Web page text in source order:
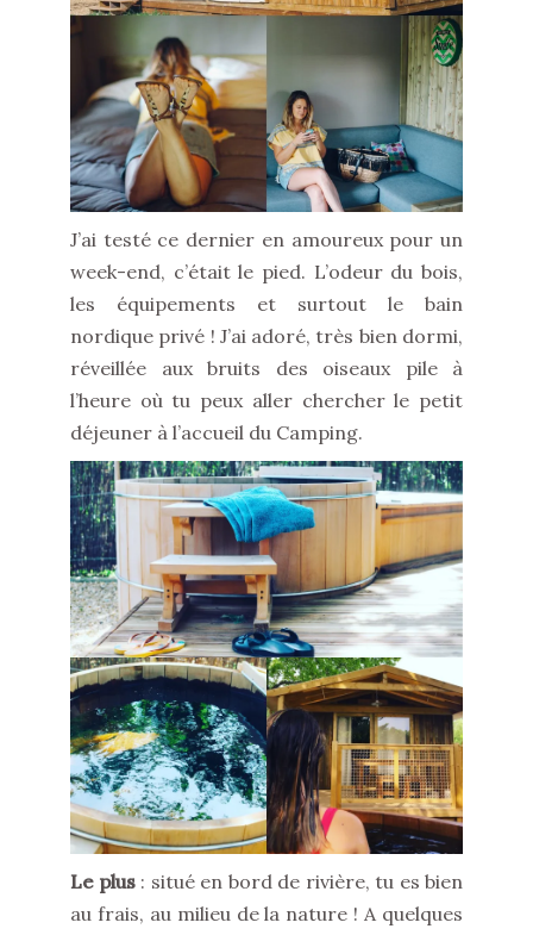
J’ai testé ce dernier en amoureux pour un
week-end, c’était le pied. L’odeur du bois,
les équipements et surtout le bain
nordique privé ! J’ai adoré, très bien dormi,
réveillée aux bruits des oiseaux pile à
l’heure où tu peux aller chercher le petit
déjeuner à l’accueil du Camping.
Le plus: situé en bord de rivière, tu es bien
au frais, au milieu de la nature ! A quelques